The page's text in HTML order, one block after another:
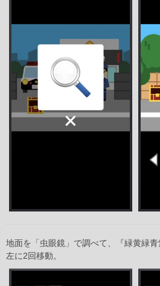
地面を「虫眼鏡」で調べて、『緑黄緑青
左に2回移動。